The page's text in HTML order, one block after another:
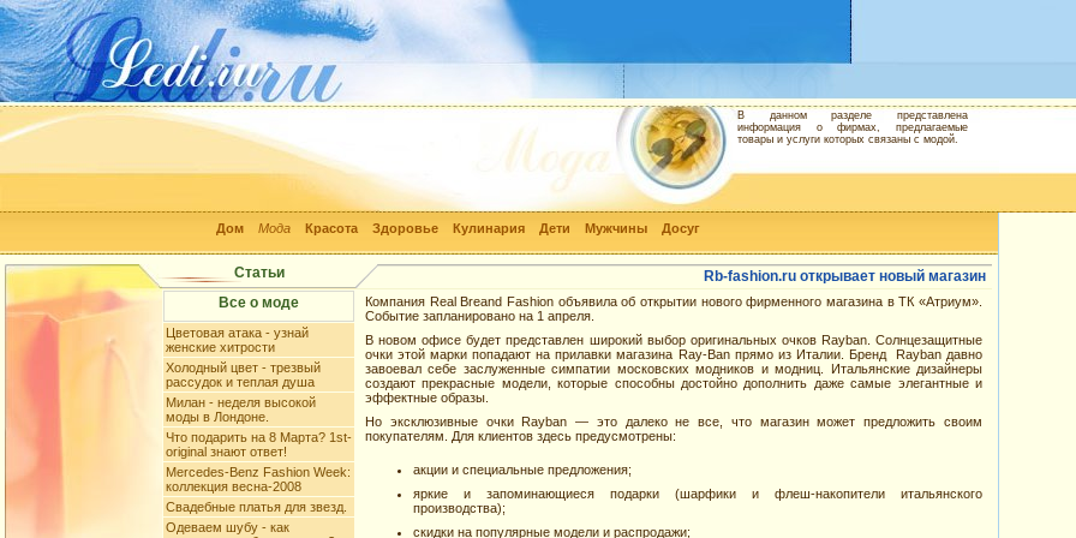
Дом Мода Красота Здоровье Кулинария Дети Мужчины Досуг
В данном разделе представлена
информация о фирмах, предлагаемые
товары и услуги которых связаны с модой.
Статьи
Rb-fashion.ru открывает новый магазин
Все о моде
Цветовая атака - узнай
женские хитрости
Холодный цвет - трезвый
рассудок и теплая душа
Милан - неделя высокой
моды в Лондоне.
Что подарить на 8 Марта? 1st-
original знают ответ!
Mercedes-Benz Fashion Week:
коллекция весна-2008
Свадебные платья для звезд.
Одеваем шубу - как
Компания Real Breand Fashion объявила об открытии нового фирменного магазина в ТК «Атриум».
Событие запланировано на 1 апреля.
В новом офисе будет представлен широкий выбор оригинальных очков Rayban. Солнцезащитные
очки этой марки попадают на прилавки магазина Ray-Ban прямо из Италии. Бренд Rayban давно
завоевал себе заслуженные симпатии московских модников и модниц. Итальянские дизайнеры
создают прекрасные модели, которые способны достойно дополнить даже самые элегантные и
эффектные образы.
Но эксклюзивные очки Rayban — это далеко не все, что магазин может предложить своим
покупателям. Для клиентов здесь предусмотрены:
акции и специальные предложения;
яркие и запоминающиеся подарки (шарфики и флеш-накопители итальянского
производства);
скидки на популярные модели и распродажи;